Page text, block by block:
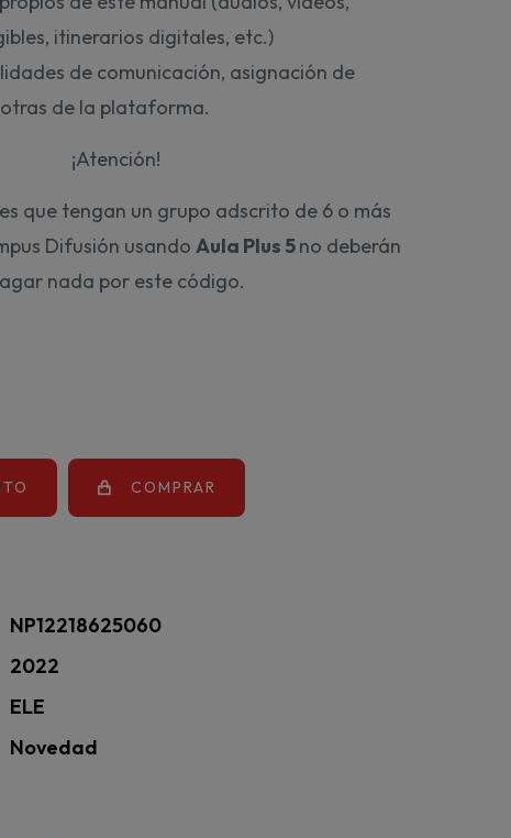
itinerarios digitales, etc.)
de comunicación, asignación de
de la plataforma.
¡Atención!
que tengan un grupo adscrito de 6 o más
Difusión usando Aula Plus 5no deberán
nada por este código.
COMPRAR
NP12218625060
2022
ELE
Novedad